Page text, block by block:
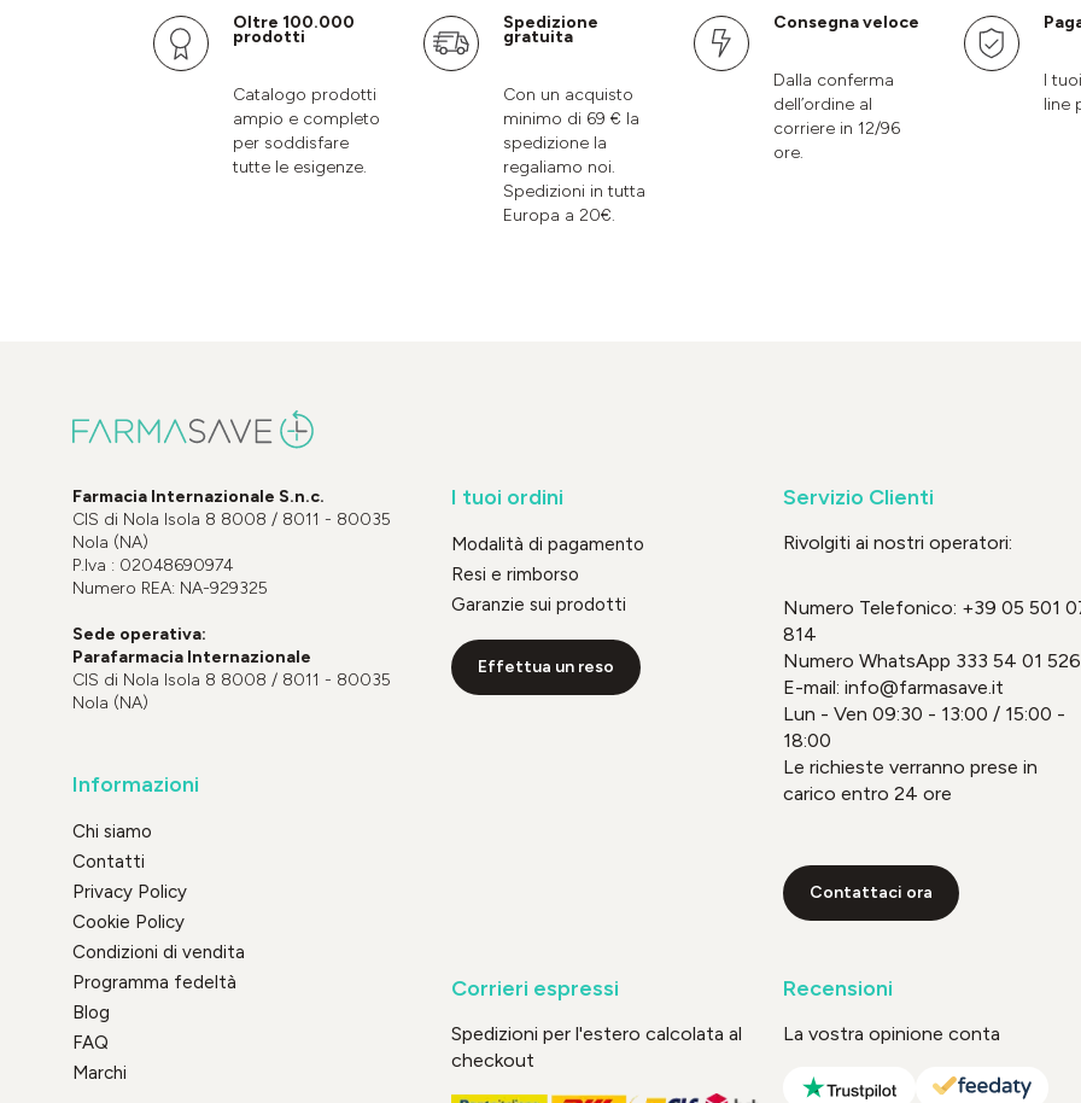
Oltre 100.000
prodotti
Catalogo prodotti
ampio e completo
per soddisfare
tutte le esigenze.
Spedizione
gratuita
Con un acquisto
minimo di 69 € la
spedizione la
regaliamo noi.
Spedizioni in tutta
Europa a 20€.
Consegna veloce
Dalla conferma
dell’ordine al
corriere in 12/96
ore.
I
line
Farmacia Internazionale S.n.c.
CIS di Nola Isola 8 8008 / 8011 - 80035
Nola (NA)
P.Iva : 02048690974
Numero REA: NA-929325
Sede operativa:
Parafarmacia Internazionale
CIS di Nola Isola 8 8008 / 8011 - 80035
Nola (NA)
Informazioni
Chi siamo
Contatti
Privacy Policy
Cookie Policy
Condizioni di vendita
Programma fedeltà
Blog
FAQ
Marchi
I tuoi ordini
Modalità di pagamento
Resi e rimborso
Garanzie sui prodotti
Effettua un reso
Servizio Clienti
Rivolgiti ai nostri operatori:
Numero Telefonico: +39 05 501
814
Numero WhatsApp 333 54 01 526
E-mail: info@farmasave.it
Lun - Ven 09:30 - 13:00 / 15:00 -
18:00
Le richieste verranno prese in
carico entro 24 ore
Contattaci ora
Corrieri espressi
Spedizioni per l'estero calcolata al
checkout
Recensioni
La vostra opinione conta